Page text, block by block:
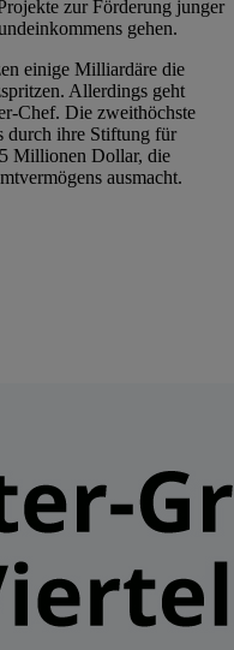
zur Förderung junger
gehen.
einige Milliardäre die
Allerdings geht
Chef. Die zweithöchste
durch ihre Stiftung für
Millionen Dollar, die
ausmacht.